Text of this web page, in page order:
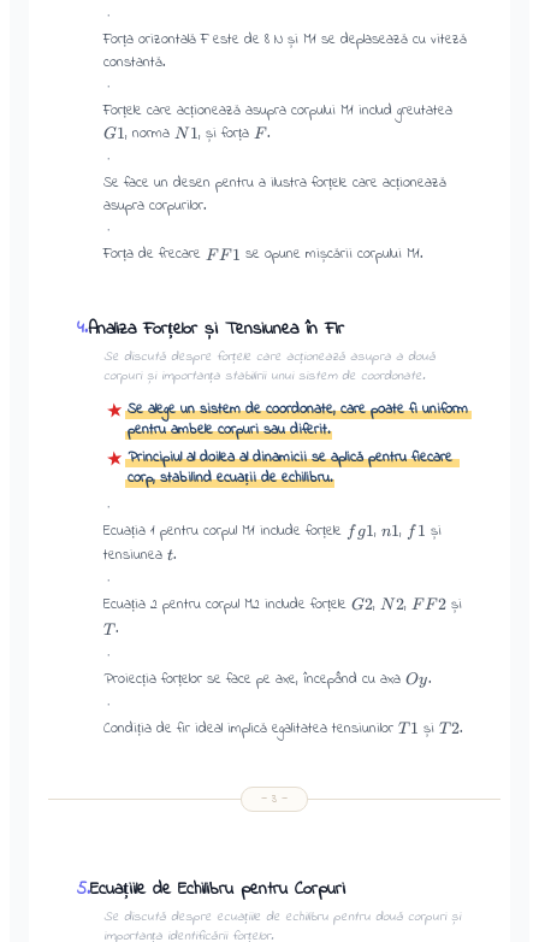
·
Forța orizontală F este de 8 N și M1 se deplasează cu viteză
constantă.
·
G1, norma N1, și forța F.
·
Se face un desen pentru a ilustra forțele care acționează
asupra corpurilor.
·
Forța de frecare F F 1 se opune mișcării corpului M1.
4.Analiza Forțelor și Tensiunea în Fir
Se discută despre forțele care acționează asupra a două
corpuri și importanța stabilirii unui sistem de coordonate.
★ Se alege un sistem de coordonate, care poate fi uniform
pentru ambele corpuri sau diferit.
★ Principiul al doilea al dinamicii se aplică pentru fiecare
corp, stabilind ecuații de echilibru.
·
Ecuația 1 pentru corpul M1 include forțele f g1,n1, f 1 și
tensiunea t.
·
Ecuația 2 pentru corpul M2 include forțele G2, N2, FF2 și
T.
·
Proiecția forțelor se face pe axe, începând cu axa Oy.
·
Condiția de fir ideal implică egalitatea tensiunilor T 1 și T 2.
— 3 —
5.Ecuațiile de Echilibru pentru Corpuri
Se discută despre ecuațiile de echilibru pentru două corpuri și
importanța identificării forțelor.